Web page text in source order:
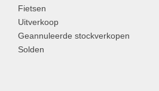
Fietsen
Uitverkoop
Geannuleerde stockverkopen
Solden